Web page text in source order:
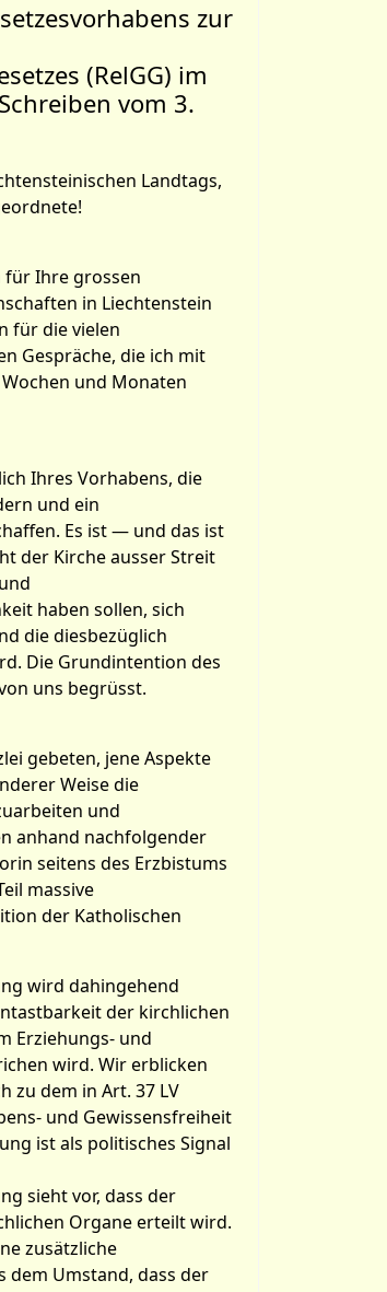
zur
(RelGG) im
vom 3.
Landtags,
für Ihre grossen
in Liechtenstein
für die vielen
Gespräche, die ich mit
und Monaten
Ihres Vorhabens, die
und ein
Es ist — und das ist
der Kirche ausser Streit
haben sollen, sich
die diesbezüglich
Die Grundintention des
uns begrüsst.
gebeten, jene Aspekte
Weise die
und
anhand nachfolgender
seitens des Erzbistums
massive
der Katholischen
wird dahingehend
der kirchlichen
Erziehungs- und
wird. Wir erblicken
zu dem in Art. 37 LV
und Gewissensfreiheit
ist als politisches Signal
sieht vor, dass der
Organe erteilt wird.
zusätzliche
dem Umstand, dass der